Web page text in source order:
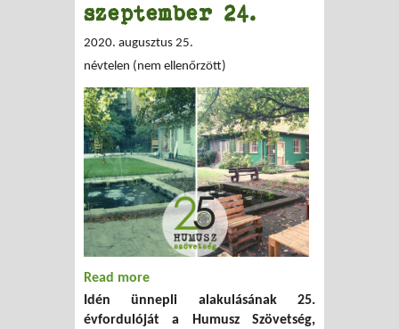
szeptember 24.
2020. augusztus 25.
névtelen (nem ellenőrzött)
Read more
szeptember 24.
Idén ünnepli alakulásának 25.
évfordulóját a Humusz Szövetség,